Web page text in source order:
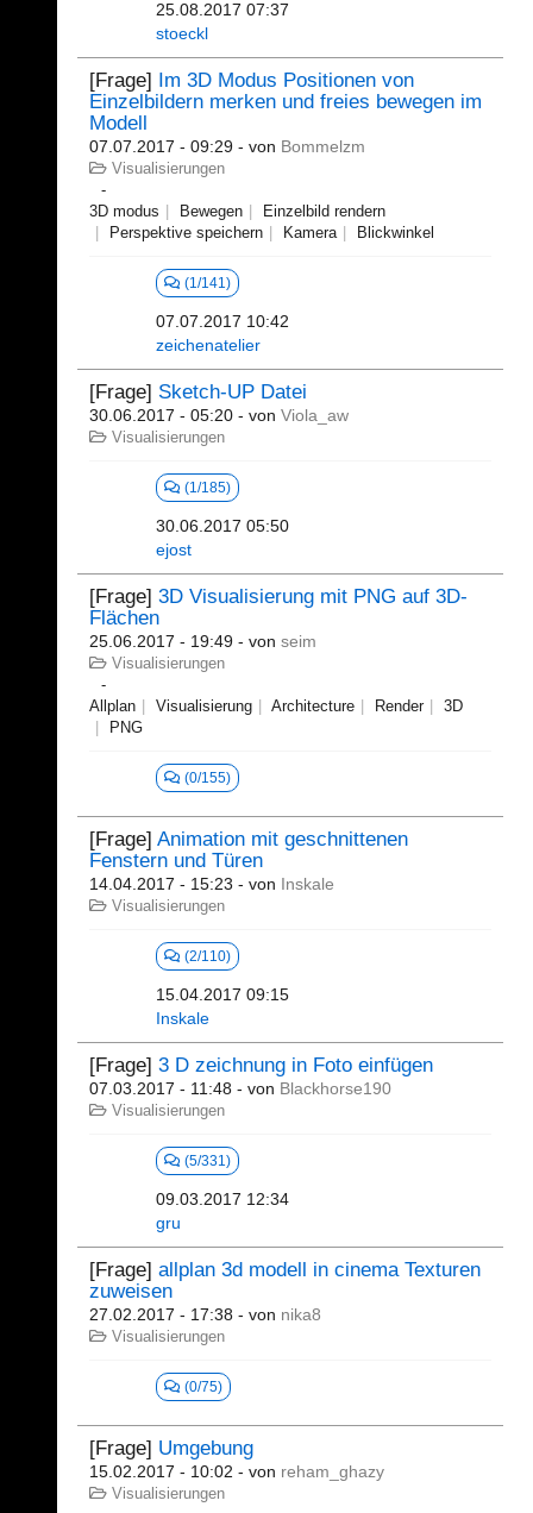
25.08.2017 07:37
stoeckl
[Frage] Im 3D Modus Positionen von
Einzelbildern merken und freies bewegen im
Modell
07.07.2017 - 09:29 - von Bommelzm
Visualisierungen
3D modus Bewegen
Einzelbild rendern
Perspektive speichern
Kamera Blickwinkel
(1/141)
07.07.2017 10:42
zeichenatelier
[Frage] Sketch-UP Datei
30.06.2017 - 05:20 - von Viola_aw
Visualisierungen
(1/185)
30.06.2017 05:50
ejost
[Frage] 3D Visualisierung mit PNG auf 3D-
Flächen
25.06.2017 - 19:49 - von seim
Visualisierungen
Allplan Visualisierung Architecture Render
3D
PNG
(0/155)
[Frage] Animation mit geschnittenen
Fenstern und Türen
14.04.2017 - 15:23 - von Inskale
Visualisierungen
(2/110)
15.04.2017 09:15
Inskale
[Frage] 3 D zeichnung in Foto einfügen
07.03.2017 - 11:48 - von Blackhorse190
Visualisierungen
(5/331)
09.03.2017 12:34
gru
[Frage] allplan 3d modell in cinema Texturen
zuweisen
27.02.2017 - 17:38 - von nika8
Visualisierungen
(0/75)
[Frage] Umgebung
15.02.2017 - 10:02 - von reham_ghazy
Visualisierungen